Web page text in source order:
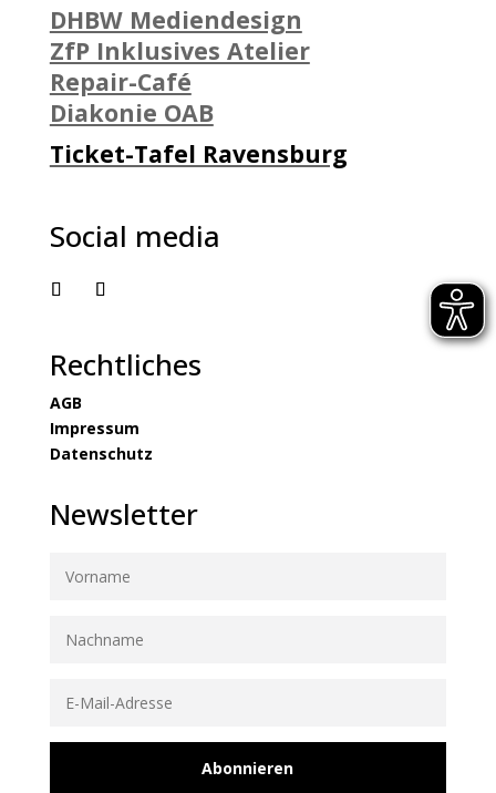
DHBW Mediendesign
ZfP Inklusives Atelier
Repair-Café
Diakonie OAB
Ticket-Tafel Ravensburg
Social media
Rechtliches
AGB
Impressum
Datenschutz
Newsletter
Abonnieren